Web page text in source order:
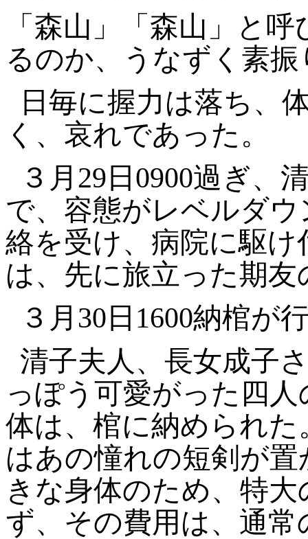
「森山」「森山」と
るのか、うなずく素
日毎に握力は落ち、
く、哀れであった。
３月29日0900過ぎ、
で、容態がレベルダ
絡を受け、病院に駆
は、先に旅立った期
３月30日1600納棺が
清子夫人、長女成子
っぽう可愛がった四
体は、棺に納められ
はあの憧れの短剣が
きな身体のため、特
ず、その費用は、通